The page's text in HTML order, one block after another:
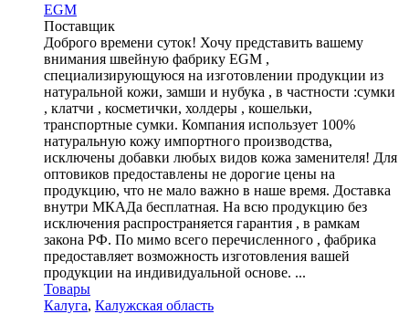
EGM
Поставщик
Доброго времени суток! Хочу представить вашему
внимания швейную фабрику EGM ,
специализирующуюся на изготовлении продукции из
натуральной кожи, замши и нубука , в частности :сумки
, клатчи , косметички, холдеры , кошельки,
транспортные сумки. Компания использует 100%
натуральную кожу импортного производства,
исключены добавки любых видов кожа заменителя! Для
оптовиков предоставлены не дорогие цены на
продукцию, что не мало важно в наше время. Доставка
внутри МКАДа бесплатная. На всю продукцию без
исключения распространяется гарантия , в рамкам
закона РФ. По мимо всего перечисленного , фабрика
предоставляет возможность изготовления вашей
продукции на индивидуальной основе. ...
Товары
Калуга, Калужская область